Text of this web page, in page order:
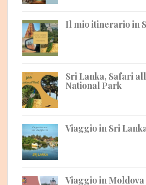
Il mio itinerario in
Sri Lanka, Safari
National Park
Viaggio in Sri
Viaggio in